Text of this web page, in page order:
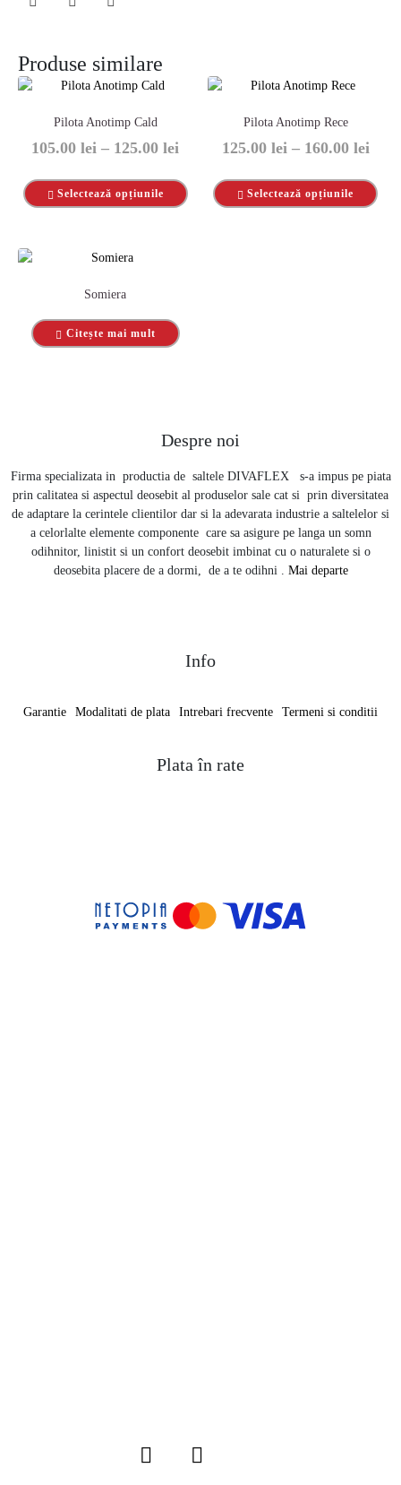
Produse similare
Pilota Anotimp Cald
105.00lei – 125.00lei
Selectează opțiunile
Pilota Anotimp Rece
125.00 lei – 160.00 lei
Selectează opțiunile
Somiera
Citește mai mult
Despre noi
Firma specializata in productia de saltele DIVAFLEX s-a impus pe piata
prin calitatea si aspectul deosebit al produselor sale cat si prin diversitatea
de adaptare la cerintele clientilor dar si la adevarata industrie a saltelelor si
a celorlalte elemente componente care sa asigure pe langa un somn
odihnitor, linistit si un confort deosebit imbinat cu o naturalete si o
deosebita placere de a dormi, de a te odihni . Mai departe
Info
Garantie Modalitati de plata Intrebari frecvente Termeni si conditii
Plata în rate